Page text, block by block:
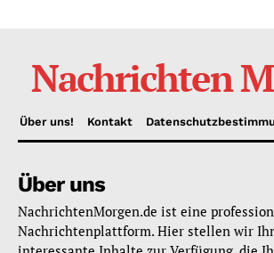
Nachrichten
Über uns! Kontakt
Über uns
NachrichtenMorgen.de ist eine
Nachrichtenplattform. Hier stellen wir